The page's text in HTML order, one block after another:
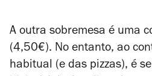
A outra sobremesa é uma
(4,50€). No entanto, ao
habitual (e das pizzas), é